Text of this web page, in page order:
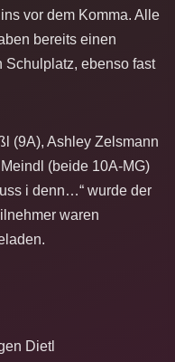
vor dem Komma. Alle
bereits einen
Schulplatz, ebenso fast
(9A), Ashley Zelsmann
(beide 10A-MG)
i denn…“ wurde der
waren
Dietl